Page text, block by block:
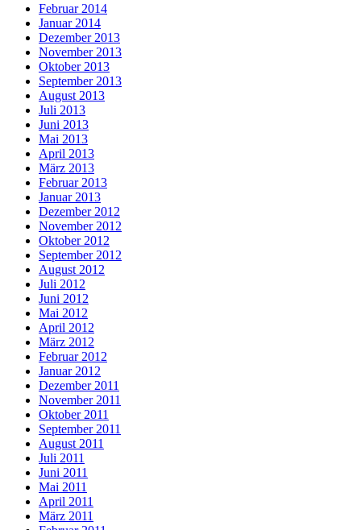
Februar 2014
Januar 2014
Dezember 2013
November 2013
Oktober 2013
September 2013
August 2013
Juli 2013
Juni 2013
Mai 2013
April 2013
März 2013
Februar 2013
Januar 2013
Dezember 2012
November 2012
Oktober 2012
September 2012
August 2012
Juli 2012
Juni 2012
Mai 2012
April 2012
März 2012
Februar 2012
Januar 2012
Dezember 2011
November 2011
Oktober 2011
September 2011
August 2011
Juli 2011
Juni 2011
Mai 2011
April 2011
März 2011